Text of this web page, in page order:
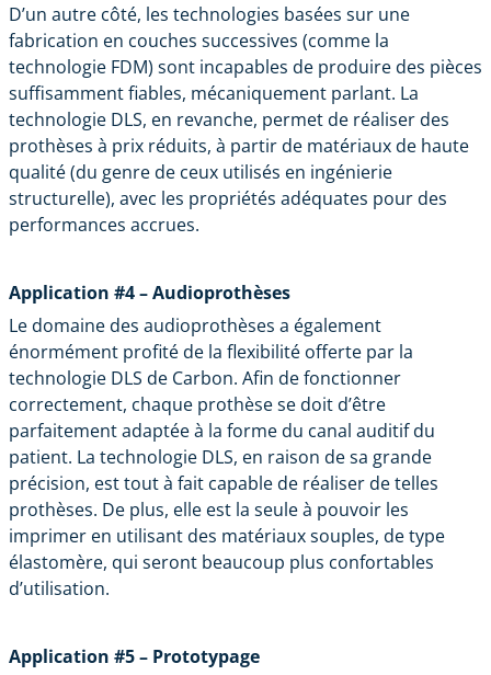
D’un autre côté, les technologies basées sur une
fabrication en couches successives (comme la
technologie FDM) sont incapables de produire des pièces
suffisamment fiables, mécaniquement parlant. La
technologie DLS, en revanche, permet de réaliser des
prothèses à prix réduits, à partir de matériaux de haute
qualité (du genre de ceux utilisés en ingénierie
structurelle), avec les propriétés adéquates pour des
performances accrues.
Application #4 – Audioprothèses
Le domaine des audioprothèses a également
énormément profité de la flexibilité offerte par la
technologie DLS de Carbon. Afin de fonctionner
correctement, chaque prothèse se doit d’être
parfaitement adaptée à la forme du canal auditif du
patient. La technologie DLS, en raison de sa grande
précision, est tout à fait capable de réaliser de telles
prothèses. De plus, elle est la seule à pouvoir les
imprimer en utilisant des matériaux souples, de type
élastomère, qui seront beaucoup plus confortables
d’utilisation.
Application #5 – Prototypage